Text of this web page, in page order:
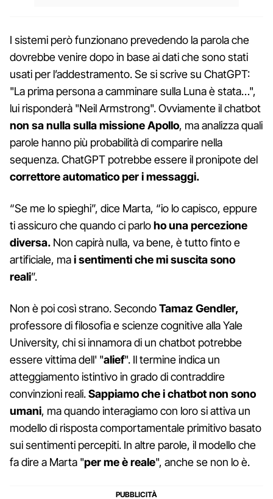
I sistemi però funzionano prevedendo la parola che
dovrebbe venire dopo in base ai dati che sono stati
usati per l’addestramento. Se si scrive su ChatGPT:
"La prima persona a camminare sulla Luna è stata…",
lui risponderà "Neil Armstrong". Ovviamente il chatbot
non sa nulla sulla missione Apollo, ma analizza quali
parole hanno più probabilità di comparire nella
sequenza. ChatGPT potrebbe essere il pronipote del
correttore automatico per i messaggi.
“Se me lo spieghi”, dice Marta, “io lo capisco, eppure
ti assicuro che quando ci parloho una percezione
diversa. Non capirà nulla, va bene, è tutto finto e
artificiale, mai sentimenti che mi suscita sono
reali”.
Non è poi così strano. SecondoTamaz Gendler,
professore di filosofia e scienze cognitive alla Yale
University, chi si innamora di un chatbot potrebbe
essere vittima dell' "alief". Il termine indica un
atteggiamento istintivo in grado di contraddire
convinzioni reali.Sappiamo che i chatbot non sono
umani, ma quando interagiamo con loro si attiva un
modello di risposta comportamentale primitivo basato
sui sentimenti percepiti. In altre parole, il modello che
fa dire a Marta "per me è reale", anche se non lo è.